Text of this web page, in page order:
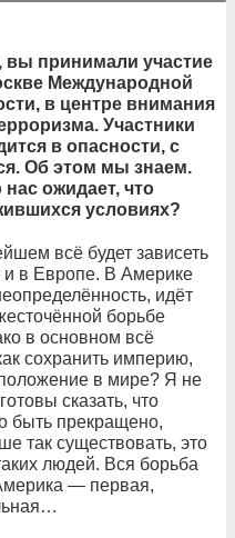
принимали участие
Международной
в центре внимания
Участники
в опасности, с
Об этом мы знаем.
ожидает, что
условиях?
всё будет зависеть
и в Европе. В Америке
идёт
борьбе
в основном всё
сохранить империю,
в мире? Я не
сказать, что
быть прекращено,
так существовать, это
людей. Вся борьба
— первая,